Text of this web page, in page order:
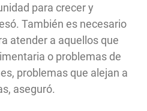
para crecer y
También es necesario
atender a aquellos que
o problemas de
problemas que alejan a
aseguró.